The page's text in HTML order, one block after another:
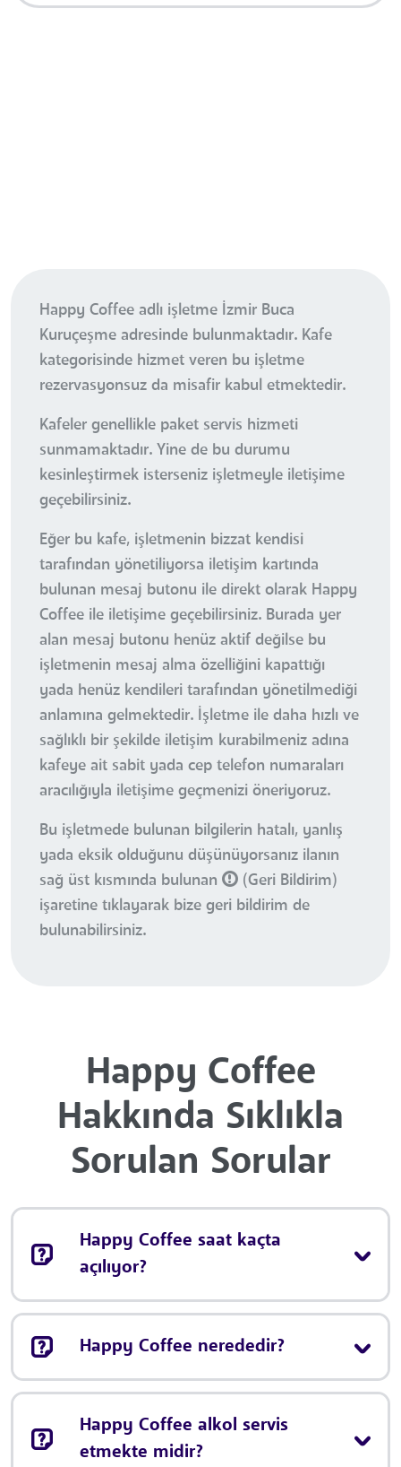
Happy Coffee adlı işletme İzmir Buca
Kuruçeşme adresinde bulunmaktadır. Kafe
kategorisinde hizmet veren bu işletme
rezervasyonsuz da misafir kabul etmektedir.
Kafeler genellikle paket servis hizmeti
sunmamaktadır. Yine de bu durumu
kesinleştirmek isterseniz işletmeyle iletişime
geçebilirsiniz.
Eğer bu kafe, işletmenin bizzat kendisi
tarafından yönetiliyorsa iletişim kartında
bulunan mesaj butonu ile direkt olarak Happy
Coffee ile iletişime geçebilirsiniz. Burada yer
alan mesaj butonu henüz aktif değilse bu
işletmenin mesaj alma özelliğini kapattığı
yada henüz kendileri tarafından yönetilmediği
anlamına gelmektedir. İşletme ile daha hızlı ve
sağlıklı bir şekilde iletişim kurabilmeniz adına
kafeye ait sabit yada cep telefon numaraları
aracılığıyla iletişime geçmenizi öneriyoruz.
Bu işletmede bulunan bilgilerin hatalı, yanlış
yada eksik olduğunu düşünüyorsanız ilanın
sağ üst kısmında bulunan
(Geri Bildirim)
işaretine tıklayarak bize geri bildirim de
bulunabilirsiniz.
Happy Coffee
Hakkında Sıklıkla
Sorulan Sorular
Happy Coffee saat kaçta
açılıyor?
Happy Coffee nerededir?
Happy Coffee alkol servis
etmekte midir?